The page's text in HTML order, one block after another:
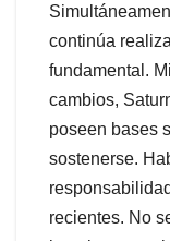
continúa
fundamental.
cambios,
poseen bases
sostenerse.
recientes. No